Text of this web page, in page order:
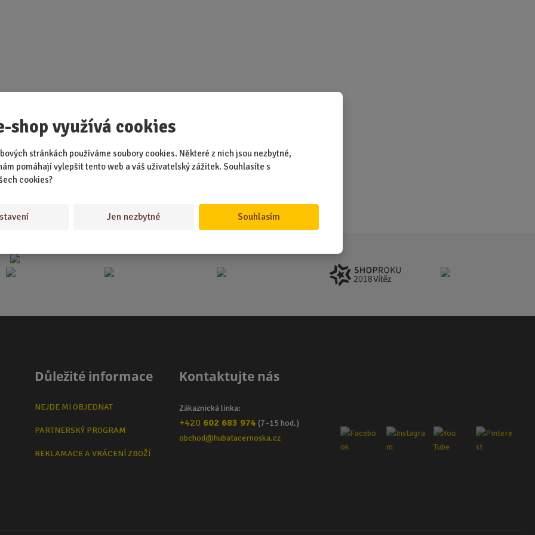
shop využívá cookies
stránkách používáme soubory cookies. Některé z nich jsou nezbytné,
pomáhají vylepšit tento web a váš uživatelský zážitek. Souhlasíte s
cookies?
Jen nezbytné Souhlasím
.
Důležité informace
NEJDE MI OBJEDNAT
PARTNERSKÝ PROGRAM
REKLAMACE A VRÁCENÍ ZBOŽÍ
Kontaktujte nás
Zákaznická linka:
+420 602 683 974 (7–15 hod.)
obchod@hubatacernoska.cz